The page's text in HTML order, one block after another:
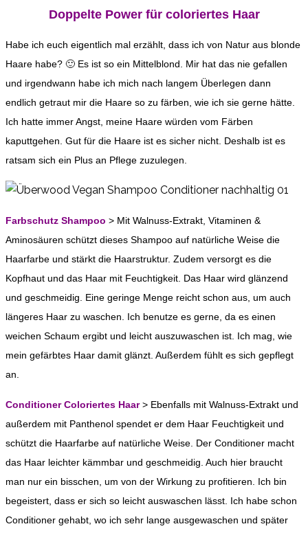
Doppelte Power für coloriertes Haar
Habe ich euch eigentlich mal erzählt, dass ich von Natur aus blonde
Haare habe? 🙂 Es ist so ein Mittelblond. Mir hat das nie gefallen
und irgendwann habe ich mich nach langem Überlegen dann
endlich getraut mir die Haare so zu färben, wie ich sie gerne hätte.
Ich hatte immer Angst, meine Haare würden vom Färben
kaputtgehen. Gut für die Haare ist es sicher nicht. Deshalb ist es
ratsam sich ein Plus an Pflege zuzulegen.
Farbschutz Shampoo > Mit Walnuss-Extrakt, Vitaminen &
Aminosäuren schützt dieses Shampoo auf natürliche Weise die
Haarfarbe und stärkt die Haarstruktur. Zudem versorgt es die
Kopfhaut und das Haar mit Feuchtigkeit. Das Haar wird glänzend
und geschmeidig. Eine geringe Menge reicht schon aus, um auch
längeres Haar zu waschen. Ich benutze es gerne, da es einen
weichen Schaum ergibt und leicht auszuwaschen ist. Ich mag, wie
mein gefärbtes Haar damit glänzt. Außerdem fühlt es sich gepflegt
an.
Conditioner Coloriertes Haar> Ebenfalls mit Walnuss-Extrakt und
außerdem mit Panthenol spendet er dem Haar Feuchtigkeit und
schützt die Haarfarbe auf natürliche Weise. Der Conditioner macht
das Haar leichter kämmbar und geschmeidig. Auch hier braucht
man nur ein bisschen, um von der Wirkung zu profitieren. Ich bin
begeistert, dass er sich so leicht auswaschen lässt. Ich habe schon
Conditioner gehabt, wo ich sehr lange ausgewaschen und später